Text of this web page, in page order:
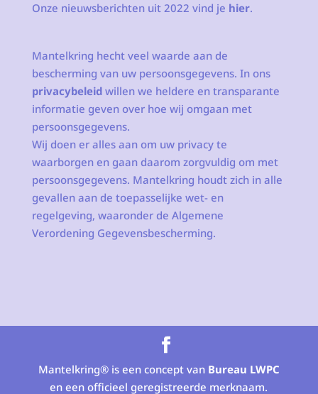
Onze nieuwsberichten uit 2022 vind je hier.
Mantelkring hecht veel waarde aan de
bescherming van uw persoonsgegevens. In ons
privacybeleidwillen we heldere en transparante
informatie geven over hoe wij omgaan met
persoonsgegevens.
Wij doen er alles aan om uw privacy te
waarborgen en gaan daarom zorgvuldig om met
persoonsgegevens. Mantelkring houdt zich in alle
gevallen aan de toepasselijke wet- en
regelgeving, waaronder de Algemene
Verordening Gegevensbescherming.
Mantelkring® is een concept van Bureau LWPC
en een officieel geregistreerde merknaam.